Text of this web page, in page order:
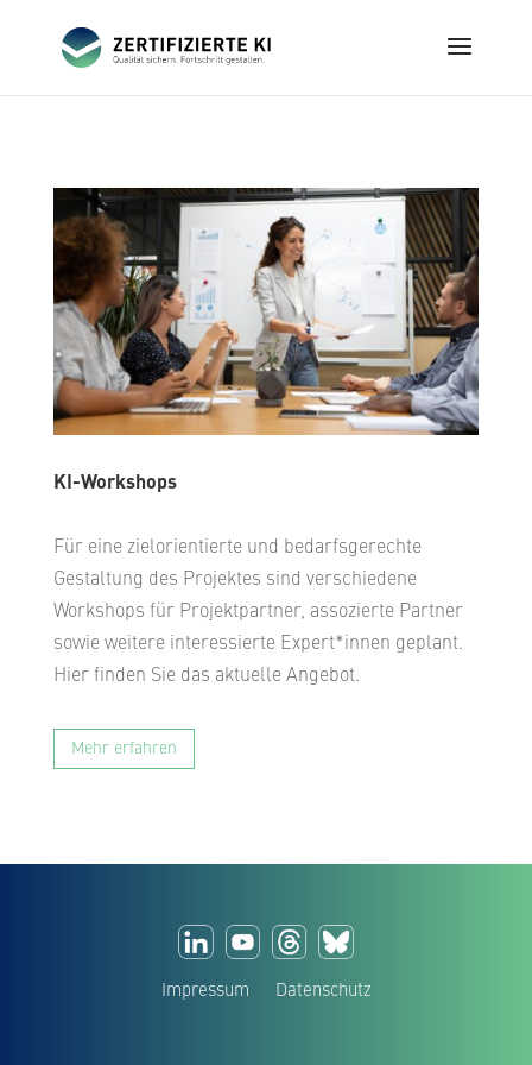
KI-Workshops
Für eine zielorientierte und bedarfsgerechte
Gestaltung des Projektes sind verschiedene
Workshops für Projektpartner, assozierte Partner
sowie weitere interessierte Expert*innen geplant.
Hier finden Sie das aktuelle Angebot.
Mehr erfahren
Impressum Datenschutz